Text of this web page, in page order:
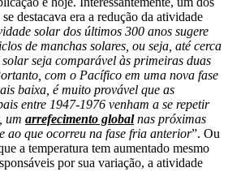
destacava era a redução da atividade
solar dos últimos 300 anos sugere
de manchas solares, ou seja, até cerca
seja comparável às primeiras duas
com o Pacífico em uma nova fase
baixa, é muito provável que as
entre 1947-1976 venham a se repetir
um arrefecimento globalnas próximas
ao que ocorreu na fase fria anterior”. Ou
a temperatura tem aumentado mesmo
por sua variação, a atividade